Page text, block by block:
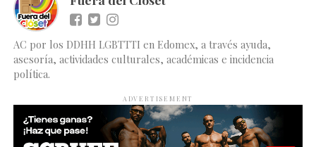
AC por los DDHH LGBTTTI en Edomex, a través ayuda,
asesoría, actividades culturales, académicas e incidencia
política.
ADVERTISEMENT